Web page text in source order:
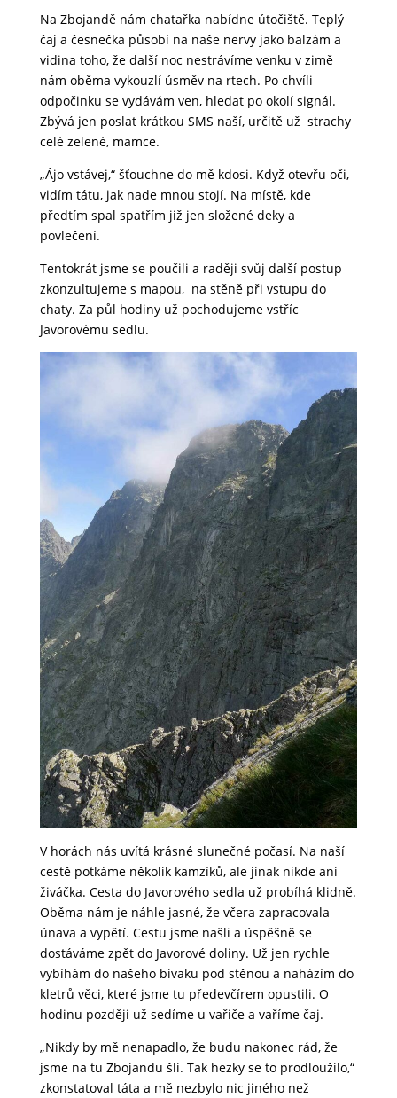
Na Zbojandě nám chatařka nabídne útočiště. Teplý
čaj a česnečka působí na naše nervy jako balzám a
vidina toho, že další noc nestrávíme venku v zimě
nám oběma vykouzlí úsměv na rtech. Po chvíli
odpočinku se vydávám ven, hledat po okolí signál.
Zbývá jen poslat krátkou SMS naší, určitě už strachy
celé zelené, mamce.
„Ájo vstávej,“ šťouchne do mě kdosi. Když otevřu oči,
vidím tátu, jak nade mnou stojí. Na místě, kde
předtím spal spatřím již jen složené deky a
povlečení.
Tentokrát jsme se poučili a raději svůj další postup
zkonzultujeme s mapou, na stěně při vstupu do
chaty. Za půl hodiny už pochodujeme vstříc
Javorovému sedlu.
V horách nás uvítá krásné slunečné počasí. Na naší
cestě potkáme několik kamzíků, ale jinak nikde ani
živáčka. Cesta do Javorového sedla už probíhá klidně.
Oběma nám je náhle jasné, že včera zapracovala
únava a vypětí. Cestu jsme našli a úspěšně se
dostáváme zpět do Javorové doliny. Už jen rychle
vybíhám do našeho bivaku pod stěnou a naházím do
kletrů věci, které jsme tu předevčírem opustili. O
hodinu později už sedíme u vařiče a vaříme čaj.
„Nikdy by mě nenapadlo, že budu nakonec rád, že
jsme na tu Zbojandu šli. Tak hezky se to prodloužilo,“
zkonstatoval táta a mě nezbylo nic jiného než